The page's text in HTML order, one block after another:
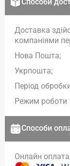
Доставка
компаніями
Нова Пошта;
Укрпошта;
Період
Режим роботи
Способи
Онлайн